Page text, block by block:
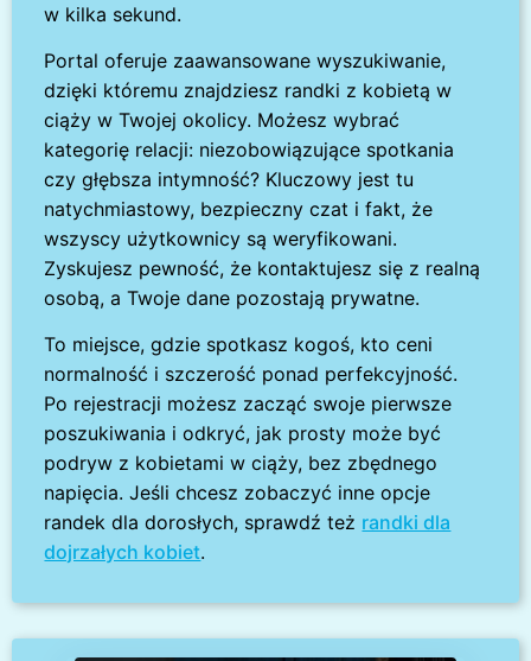
w kilka sekund.
Portal oferuje zaawansowane wyszukiwanie,
dzięki któremu znajdziesz randki z kobietą w
ciąży w Twojej okolicy. Możesz wybrać
kategorię relacji: niezobowiązujące spotkania
czy głębsza intymność? Kluczowy jest tu
natychmiastowy, bezpieczny czat i fakt, że
wszyscy użytkownicy są weryfikowani.
Zyskujesz pewność, że kontaktujesz się z realną
osobą, a Twoje dane pozostają prywatne.
To miejsce, gdzie spotkasz kogoś, kto ceni
normalność i szczerość ponad perfekcyjność.
Po rejestracji możesz zacząć swoje pierwsze
poszukiwania i odkryć, jak prosty może być
podryw z kobietami w ciąży, bez zbędnego
napięcia. Jeśli chcesz zobaczyć inne opcje
randek dla dorosłych, sprawdź też randki dla
dojrzałych kobiet.